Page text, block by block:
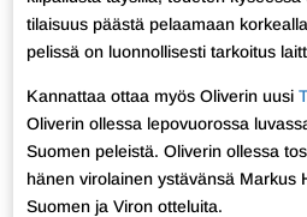
tilaisuus päästä pelaamaan
pelissä on luonnollisesti tarkoitus
Kannattaa ottaa myös Oliverin uusi
Oliverin ollessa lepovuorossa
Suomen peleistä. Oliverin ollessa
hänen virolainen ystävänsä Markus
Suomen ja Viron otteluita.